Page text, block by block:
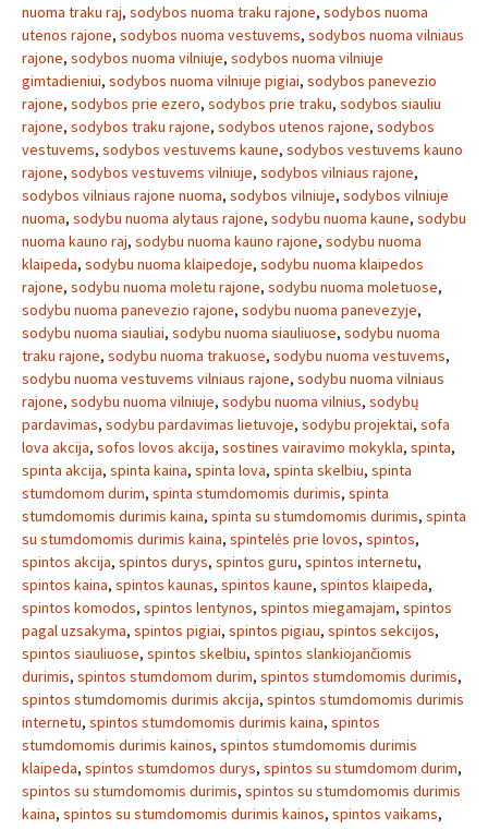
nuoma traku raj, sodybos nuoma traku rajone, sodybos nuoma
utenos rajone, sodybos nuoma vestuvems, sodybos nuoma vilniaus
rajone, sodybos nuoma vilniuje, sodybos nuoma vilniuje
gimtadieniui, sodybos nuoma vilniuje pigiai, sodybos panevezio
rajone, sodybos prie ezero, sodybos prie traku, sodybos siauliu
rajone, sodybos traku rajone, sodybos utenos rajone, sodybos
vestuvems, sodybos vestuvems kaune, sodybos vestuvems kauno
rajone, sodybos vestuvems vilniuje, sodybos vilniaus rajone,
sodybos vilniaus rajone nuoma, sodybos vilniuje, sodybos vilniuje
nuoma, sodybu nuoma alytaus rajone, sodybu nuoma kaune, sodybu
nuoma kauno raj, sodybu nuoma kauno rajone, sodybu nuoma
klaipeda, sodybu nuoma klaipedoje, sodybu nuoma klaipedos
rajone, sodybu nuoma moletu rajone, sodybu nuoma moletuose,
sodybu nuoma panevezio rajone, sodybu nuoma panevezyje,
sodybu nuoma siauliai, sodybu nuoma siauliuose, sodybu nuoma
traku rajone, sodybu nuoma trakuose, sodybu nuoma vestuvems,
sodybu nuoma vestuvems vilniaus rajone, sodybu nuoma vilniaus
rajone, sodybu nuoma vilniuje, sodybu nuoma vilnius, sodybų
pardavimas, sodybu pardavimas lietuvoje, sodybu projektai, sofa
lova akcija, sofos lovos akcija, sostines vairavimo mokykla, spinta,
spinta akcija, spinta kaina, spinta lova, spinta skelbiu, spinta
stumdomom durim, spinta stumdomomis durimis, spinta
stumdomomis durimis kaina, spinta su stumdomomis durimis, spinta
su stumdomomis durimis kaina, spintelės prie lovos, spintos,
spintos akcija, spintos durys, spintos guru, spintos internetu,
spintos kaina, spintos kaunas, spintos kaune, spintos klaipeda,
spintos komodos, spintos lentynos, spintos miegamajam, spintos
pagal uzsakyma, spintos pigiai, spintos pigiau, spintos sekcijos,
spintos siauliuose, spintos skelbiu, spintos slankiojančiomis
durimis, spintos stumdomom durim, spintos stumdomomis durimis,
spintos stumdomomis durimis akcija, spintos stumdomomis durimis
internetu, spintos stumdomomis durimis kaina, spintos
stumdomomis durimis kainos, spintos stumdomomis durimis
klaipeda, spintos stumdomos durys, spintos su stumdomom durim,
spintos su stumdomomis durimis, spintos su stumdomomis durimis
kaina, spintos su stumdomomis durimis kainos, spintos vaikams,